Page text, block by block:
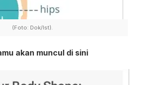
(Foto: Dok/Ist).
akan muncul di sini